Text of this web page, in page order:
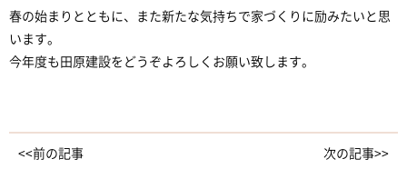
春の始まりとともに、また新たな気持ちで家づくりに励みたいと思
います。
今年度も田原建設をどうぞよろしくお願い致します。
<<前の記事 次の記事>>